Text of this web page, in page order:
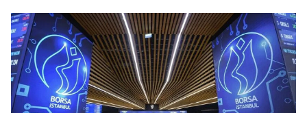
görmeye başlayacak.
koduyla Borsa İstanbul'da işlem görmeye başlayacak.